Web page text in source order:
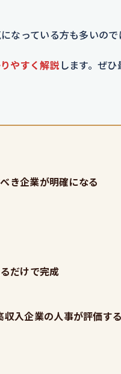
なっている方も多いので
やすく解説 します。ぜ
き企業が明確になる
だけで完成
入企業の人事が評価す